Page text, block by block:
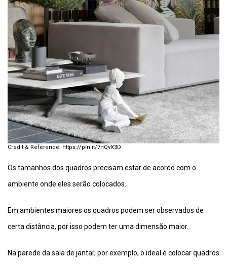
https://pin.it/7nQvX3D
Os tamanhos dos quadros precisam estar de acordo com o
ambiente onde eles serão colocados.
Em ambientes maiores os quadros podem ser observados de
certa distância, por isso podem ter uma dimensão maior.
Na parede da sala de jantar, por exemplo, o ideal é colocar quadros